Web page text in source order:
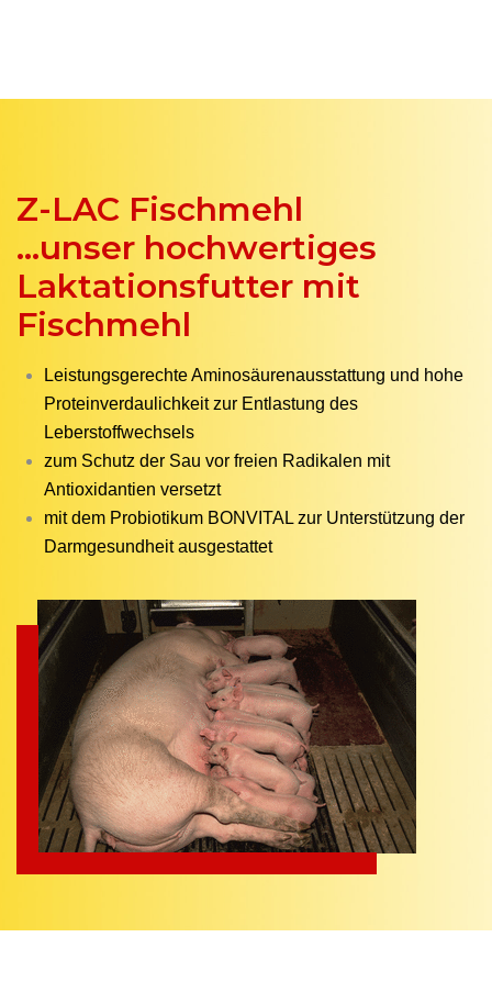
Z-LAC Fischmehl
...unser hochwertiges
Laktationsfutter mit
Fischmehl
Leistungsgerechte Aminosäurenausstattung und hohe
Proteinverdaulichkeit zur Entlastung des
Leberstoffwechsels
zum Schutz der Sau vor freien Radikalen mit
Antioxidantien versetzt
mit dem Probiotikum BONVITAL zur Unterstützung der
Darmgesundheit ausgestattet